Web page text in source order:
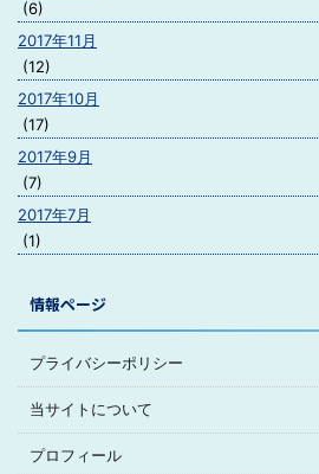
(6)
2017年11月
(12)
2017年10月
(17)
2017年9月
(7)
2017年7月
(1)
情報ページ
プライバシーポリシー
当サイトについて
プロフィール